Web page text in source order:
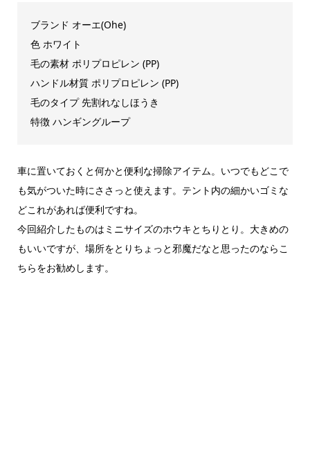
ブランド オーエ(Ohe)
色 ホワイト
毛の素材 ポリプロピレン (PP)
ハンドル材質 ポリプロピレン (PP)
毛のタイプ 先割れなしほうき
特徴 ハンギングループ
車に置いておくと何かと便利な掃除アイテム。いつでもどこで
も気がついた時にささっと使えます。テント内の細かいゴミな
どこれがあれば便利ですね。
今回紹介したものはミニサイズのホウキとちりとり。大きめの
もいいですが、場所をとりちょっと邪魔だなと思ったのならこ
ちらをお勧めします。